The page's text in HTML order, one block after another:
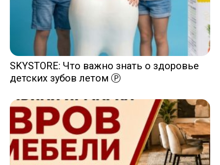
SKYSTORE: Что важно знать о здоровье
детских зубов летом Ⓟ